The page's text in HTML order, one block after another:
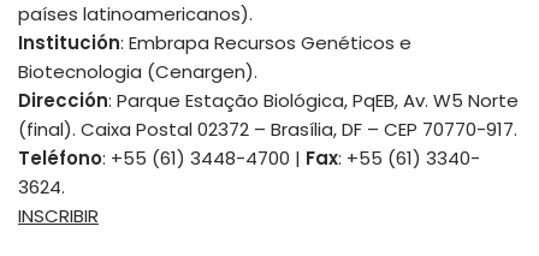
países latinoamericanos).
Institución: Embrapa Recursos Genéticos e
Biotecnologia (Cenargen).
Dirección: Parque Estação Biológica, PqEB, Av. W5 Norte
(final). Caixa Postal 02372 – Brasília, DF – CEP 70770-917.
Teléfono: +55 (61) 3448-4700 | Fax: +55 (61) 3340-
3624.
INSCRIBIR